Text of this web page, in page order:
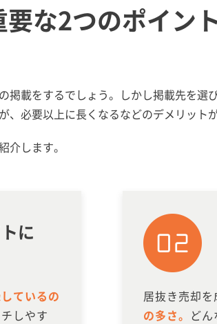
要な2つのポイント
掲載をするでしょう。しかし掲載先を
必要以上に長くなるなどのデメリットが
介します。
に
ているの
しやす
居抜き売却
の多さ。 ど